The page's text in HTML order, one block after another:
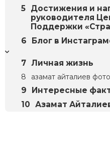
Достижения и
руководителя
Поддержки
Блог в
Личная жизнь
азамат айталиев фото
Интересные
Азамат